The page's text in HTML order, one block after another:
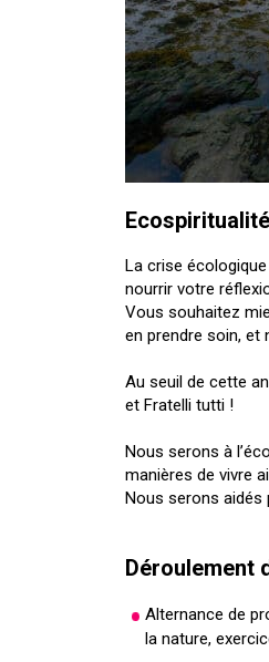
La crise
nourrir votre
Vous souhaitez
en prendre soin, et
Au seuil de cette
et Fratelli tutti !
Nous serons à
manières de vivre
Nous serons aidés
Déroulement
Alternance de
la nature,